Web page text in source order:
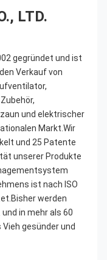
LTD.
gegründet und ist
Verkauf von
und elektrischer
Markt.Wir
und 25 Patente
unserer Produkte
ist nach ISO
werden
in mehr als 60
gesünder und